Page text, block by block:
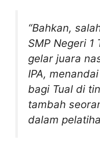
“Bahkan,
SMP Negeri 1
gelar juara
IPA,
bagi Tual di
tambah
dalam